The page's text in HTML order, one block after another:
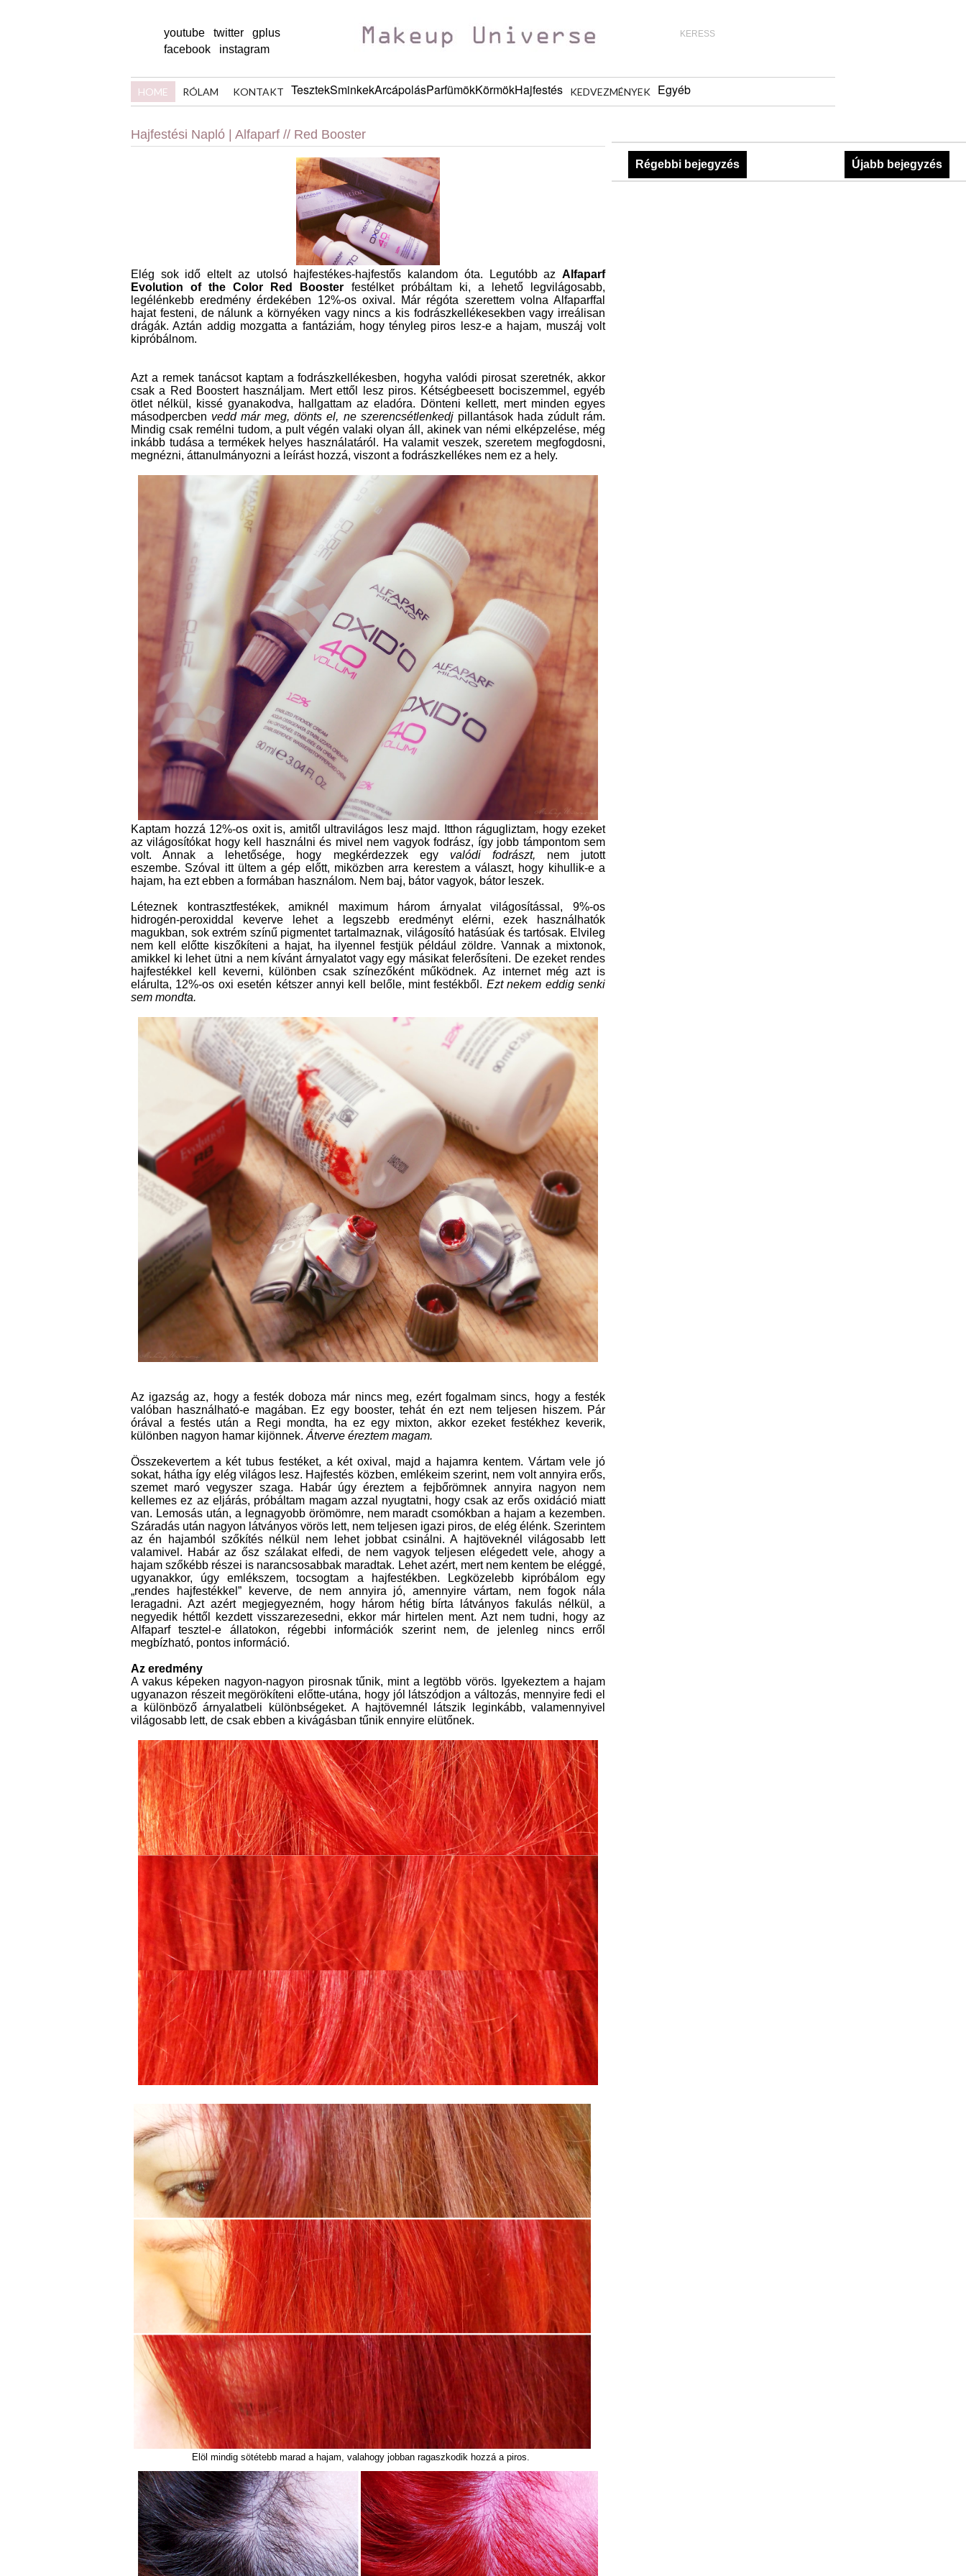
youtube twitter
gplus
facebook
instagram
HOME RÓLAM KONTAKT TesztekSminkekArcápolásParfümökKörmökHajfestés KEDVEZMÉNYEK Egyéb
Hajfestési Napló | Alfaparf // Red Booster
Elég sok idő eltelt az utolsó hajfestékes-hajfestős kalandom óta. Legutóbb az Alfaparf
Evolution of the Color Red Booster festélket próbáltam ki, a lehető legvilágosabb,
legélénkebb eredmény érdekében 12%-os oxival. Már régóta szerettem volna Alfaparffal
hajat festeni, de nálunk a környéken vagy nincs a kis fodrászkellékesekben vagy irreálisan
drágák. Aztán addig mozgatta a fantáziám, hogy tényleg piros lesz-e a hajam, muszáj volt
kipróbálnom.
Azt a remek tanácsot kaptam a fodrászkellékesben, hogyha valódi pirosat szeretnék, akkor
csak a Red Boostert használjam. Mert ettől lesz piros. Kétségbeesett bociszemmel, egyéb
ötlet nélkül, kissé gyanakodva, hallgattam az eladóra. Dönteni kellett, mert minden egyes
másodpercben vedd már meg, dönts el, ne szerencsétlenkedj pillantások hada zúdult rám.
Mindig csak remélni tudom, a pult végén valaki olyan áll, akinek van némi elképzelése, még
inkább tudása a termékek helyes használatáról. Ha valamit veszek, szeretem megfogdosni,
megnézni, áttanulmányozni a leírást hozzá, viszont a fodrászkellékes nem ez a hely.
Kaptam hozzá 12%-os oxit is, amitől ultravilágos lesz majd. Itthon rágugliztam, hogy ezeket
az világosítókat hogy kell használni és mivel nem vagyok fodrász, így jobb támpontom sem
volt. Annak a lehetősége, hogy megkérdezzek
egy valódi fodrászt, nem jutott
eszembe. Szóval itt ültem a gép előtt, miközben arra kerestem a választ, hogy kihullik-e a
hajam, ha ezt ebben a formában használom. Nem baj, bátor vagyok, bátor leszek.
Léteznek kontrasztfestékek, amiknél maximum három árnyalat világosítással, 9%-os
hidrogén-peroxiddal keverve lehet a legszebb eredményt elérni, ezek használhatók
magukban, sok extrém színű pigmentet tartalmaznak, világosító hatásúak és tartósak. Elvileg
nem kell előtte kiszőkíteni a hajat, ha ilyennel festjük például zöldre. Vannak a mixtonok,
amikkel ki lehet ütni a nem kívánt árnyalatot vagy egy másikat felerősíteni. De ezeket rendes
hajfestékkel kell keverni, különben csak színezőként működnek. Az internet még azt is
elárulta, 12%-os oxi esetén kétszer annyi kell belőle, mint festékből. Ezt nekem eddig senki
sem mondta.
Az igazság az, hogy a festék doboza már nincs meg, ezért fogalmam sincs, hogy a festék
valóban használható-e magában. Ez egy booster, tehát én ezt nem teljesen hiszem. Pár
órával a festés után a Regi mondta, ha ez egy mixton, akkor ezeket festékhez keverik,
különben nagyon hamar kijönnek. Átverve éreztem magam.
Összekevertem a két tubus festéket, a két oxival, majd a hajamra kentem. Vártam vele jó
sokat, hátha így elég világos lesz. Hajfestés közben, emlékeim szerint, nem volt annyira erős,
szemet maró vegyszer szaga. Habár úgy éreztem a fejbőrömnek annyira nagyon nem
kellemes ez az eljárás, próbáltam magam azzal nyugtatni, hogy csak az erős oxidáció miatt
van. Lemosás után, a legnagyobb örömömre, nem maradt csomókban a hajam a kezemben.
Száradás után nagyon látványos vörös lett, nem teljesen igazi piros, de elég élénk. Szerintem
az én hajamból szőkítés nélkül nem lehet jobbat csinálni. A hajtöveknél világosabb lett
valamivel. Habár az ősz szálakat elfedi, de nem vagyok teljesen elégedett vele, ahogy a
hajam szőkébb részei is narancsosabbak maradtak. Lehet azért, mert nem kentem be eléggé,
ugyanakkor, úgy emlékszem, tocsogtam a hajfestékben. Legközelebb kipróbálom egy
„rendes hajfestékkel” keverve, de nem annyira jó, amennyire vártam, nem fogok nála
leragadni. Azt azért megjegyezném, hogy három hétig bírta látványos fakulás nélkül, a
negyedik héttől kezdett visszarezesedni, ekkor már hirtelen ment. Azt nem tudni, hogy az
Alfaparf tesztel-e állatokon, régebbi információk szerint nem, de jelenleg nincs erről
megbízható, pontos információ.
Az eredmény
A vakus képeken nagyon-nagyon pirosnak tűnik, mint a legtöbb vörös. Igyekeztem a hajam
ugyanazon részeit megörökíteni előtte-utána, hogy jól látszódjon a változás, mennyire fedi el
a különböző árnyalatbeli különbségeket. A hajtövemnél látszik leginkább, valamennyivel
világosabb lett, de csak ebben a kivágásban tűnik ennyire elütőnek.
Elöl mindig sötétebb marad a hajam, valahogy jobban ragaszkodik hozzá a piros.
Újabb bejegyzés
Régebbi bejegyzés